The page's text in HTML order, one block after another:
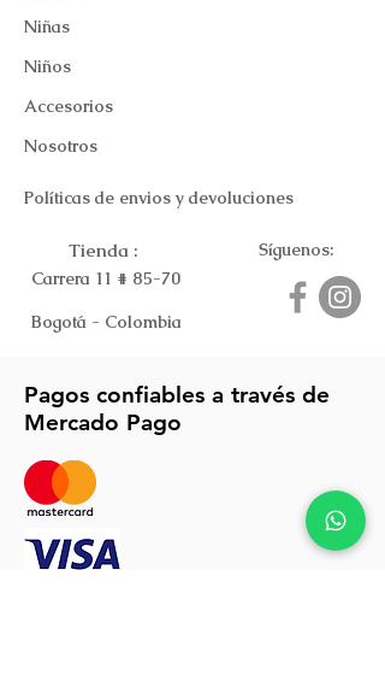
Niñas
Niños
Accesorios
Nosotros
Políticas de envios y devoluciones
Tienda :
Carrera 11 # 85-70
Bogotá - Colombia
Síguenos:
Pagos confiables a través de
Mercado Pago